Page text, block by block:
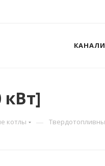
кВт]
котлы —